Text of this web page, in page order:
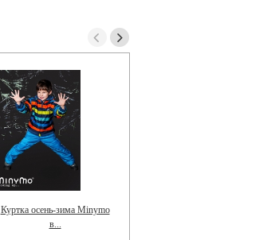
Куртка осень-зима Minymo
в...